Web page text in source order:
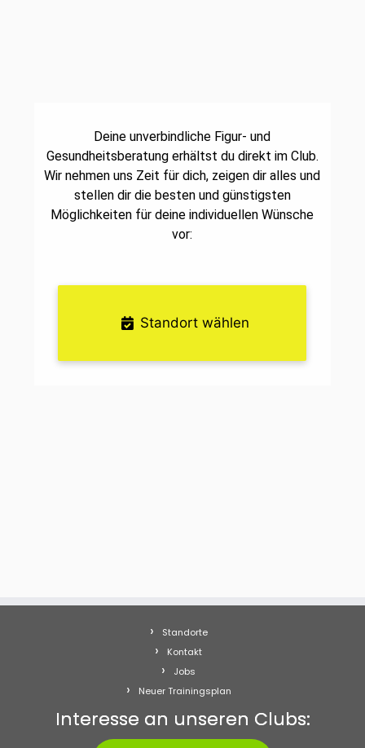
Deine unverbindliche Figur- und
Gesundheitsberatung erhältst du direkt im Club.
Wir nehmen uns Zeit für dich, zeigen dir alles und
stellen dir die besten und günstigsten
Möglichkeiten für deine individuellen Wünsche
vor:
Standort wählen
Standorte
Kontakt
Jobs
Neuer Trainingsplan
Interesse an unseren Clubs: